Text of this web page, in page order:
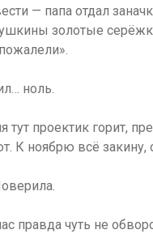
— папа отдал
золотые
ноль.
тут проектик горит,
К ноябрю всё закину,
правда чуть не